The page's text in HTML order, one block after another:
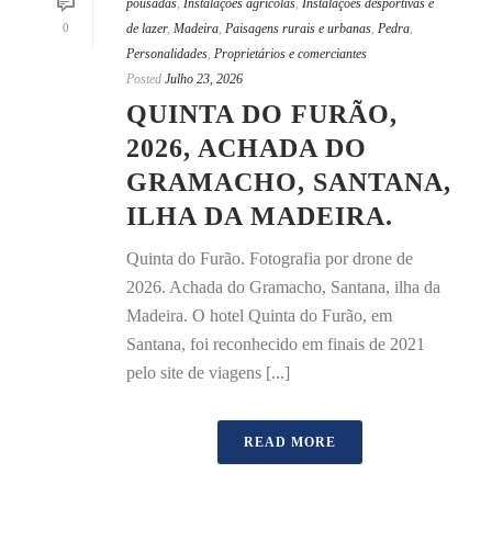
0
pousadas, Instalações agrícolas, Instalações desportivas e
de lazer, Madeira, Paisagens rurais e urbanas, Pedra,
Personalidades, Proprietários e comerciantes
Posted Julho 23, 2026
QUINTA DO FURÃO,
2026, ACHADA DO
GRAMACHO, SANTANA,
ILHA DA MADEIRA.
Quinta do Furão. Fotografia por drone de
2026. Achada do Gramacho, Santana, ilha da
Madeira. O hotel Quinta do Furão, em
Santana, foi reconhecido em finais de 2021
pelo site de viagens [...]
READ MORE